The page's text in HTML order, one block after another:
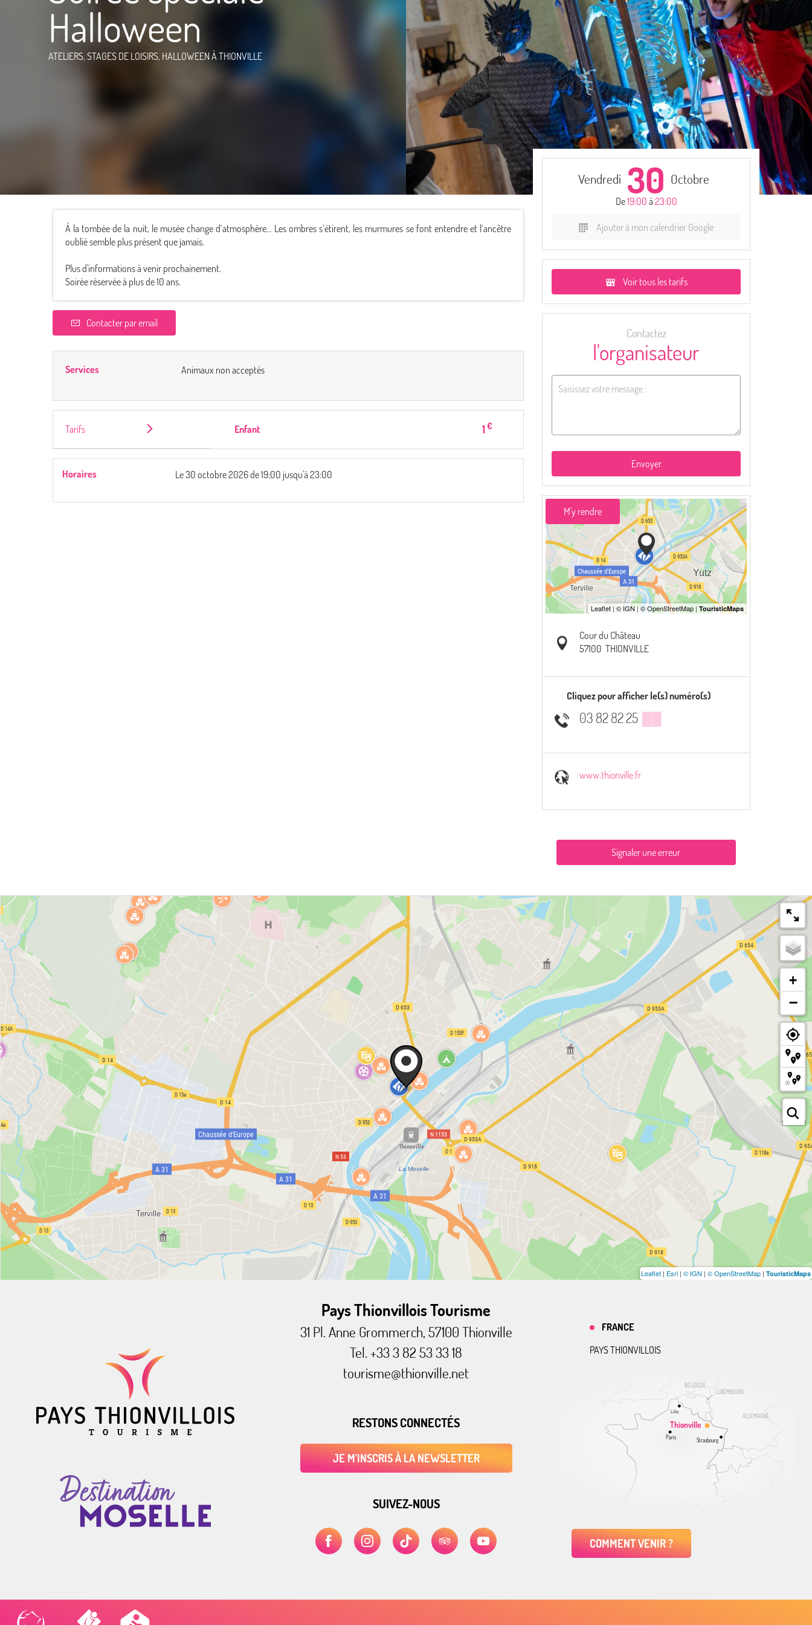
Halloween
ATELIERS, STAGES DE LOISIRS, HALLOWEEN À THIONVILLE
À la tombée de la nuit, le musée change d’atmosphère… Les ombres s’étirent, les murmures se font entendre et l’ancêtre
oublié semble plus présent que jamais.
Plus d'informations à venir prochainement.
Soirée réservée à plus de 10 ans.
Contacter par email
Services Animaux non acceptés
Tarifs Enfant 1€
Horaires Le30 octobre 2026de 19:00 jusqu'à 23:00
Vendredi 30 Octobre
De19:00 à 23:00
Ajouter à mon calendrier Google
Voir tous les tarifs
Contactez
l'organisateur
Envoyer
M'y rendre
Cour du Château
57100 THIONVILLE
Cliquez pour afficher le(s) numéro(s)
03 82 82 25 ▒▒
www.thionville.fr
Signaler une erreur
+
−
Leaflet | Esri | © IGN | © OpenStreetMap | TouristicMaps
Pays Thionvillois Tourisme
31 Pl. Anne Grommerch, 57100 Thionville
Tel. +33 3 82 53 33 18
tourisme@thionville.net
RESTONS CONNECTÉS
JE M'INSCRIS À LA NEWSLETTER
SUIVEZ-NOUS
ALLEMAGNE
BELGIQUE
LUXEMBOURG
Thionville
Lille
Paris Strasbourg
FRANCE
PAYS THIONVILLOIS
COMMENT VENIR ?